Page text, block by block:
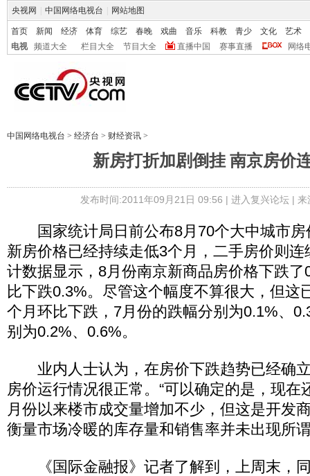
央视网 中国网络电视台 网站地图
首页 新闻 经济 体育 综艺 春晚 戏曲 音乐 科教 青少 文化
艺术
电视
频道大全 栏目大全 节目大全 直播中国 赛事直播 网络
中国网络电视台 > 经济台 > 财经资讯 >
新房打折加剧倒挂 南京房价
发布时间:2011年09月21日 09:56 | 进入复兴论坛| 来
国家统计局日前公布8月70个大中城市房
新房价格已经持续走低3个月，二手房价则
计数据显示，8月份南京新商品房价格下跌
比下跌0.3%。尽管这个幅度不算很大，但这
个月环比下跌，7月份的跌幅分别为0.1%、
别为0.2%、0.6%。
业内人士认为，在房价下跌趋势已经确
房价运行情况很正常。“可以确定的是，现在
月份以来楼市成交量增加不少，但这是开发
衡量市场冷暖的库存量和销售率并未出现所
《国际金融报》记者了解到，上周末，